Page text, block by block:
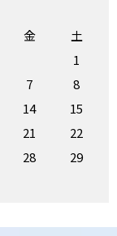
金
土
1
7
8
14
15
21
22
28
29